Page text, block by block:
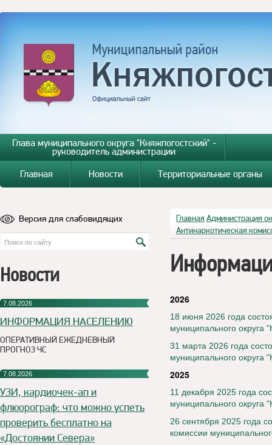
Глава муниципального округа "Княжпогостский" -
руководитель администрации
Главная
Новости Территориальные органы
Версия для слабовидящих
Новости
7.08.2026
ИНФОРМАЦИЯ НАСЕЛЕНИЮ
ОПЕРАТИВНЫЙ ЕЖЕДНЕВНЫЙ
ПРОГНОЗ ЧС
7.08.2026
УЗИ, кардиочек-ап и
флюорограф: что можно успеть
проверить бесплатно на
«Достоянии Севера»
Главная Администрация
Антинаркотическая
2026
18 июня 2026 года
муниципального округа
31 марта 2026 года
муниципального округа
2025
11 декабря 2025 года
муниципального округа
26 сентября 2025 года
комиссии